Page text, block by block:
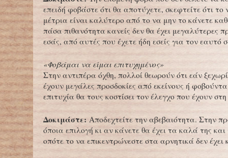
επειδή φοβάστε ότι θα αποτύχετε, σκεφτείτε ότι το
μέτρια είναι καλύτερο από το να μην το κάνετε
πάσα πιθανότητα κανείς δεν θα έχει μεγαλύτερες
εσάς, από αυτές που έχετε ήδη εσείς για τον εαυτό
«Φοβάμαι να είμαι επιτυχημένος»
Στην αντιπέρα όχθη, πολλοί θεωρούν ότι εάν
έχουν μεγάλες προσδοκίες από εκείνους ή
επιτυχία θα τους κοστίσει τον έλεγχο που έχουν
Δοκιμάστε: Αποδεχτείτε την αβεβαιότητα. Στην
όποια επιλογή κι αν κάνετε θα έχει τα καλά της
οπότε το να επικεντρώνεστε στα αρνητικά δεν